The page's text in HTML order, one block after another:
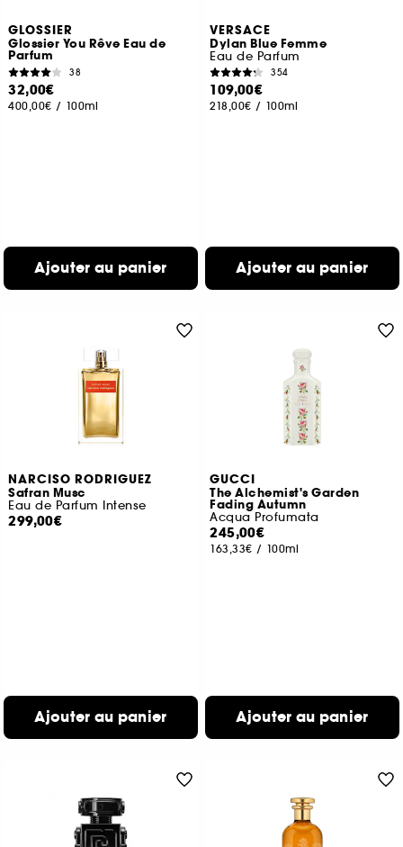
GLOSSIER
Glossier You Rêve Eau de
Parfum
38
32,00€
400,00€ / 100ml
Ajouter au panier
VERSACE
Dylan Blue Femme
Eau de Parfum
354
109,00€
218,00€ / 100ml
Ajouter au panier
NARCISO RODRIGUEZ
Safran Musc
Eau de Parfum Intense
299,00€
Ajouter au panier
GUCCI
The Alchemist's Garden
Fading Autumn
Acqua Profumata
245,00€
163,33€ / 100ml
Ajouter au panier